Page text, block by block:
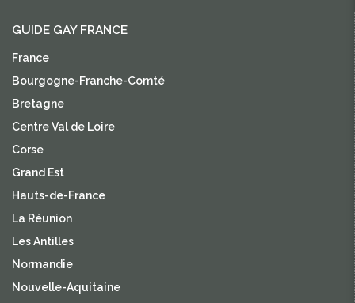
GUIDE GAY FRANCE
France
Bourgogne-Franche-Comté
Bretagne
Centre Val de Loire
Corse
Grand Est
Hauts-de-France
La Réunion
Les Antilles
Normandie
Nouvelle-Aquitaine